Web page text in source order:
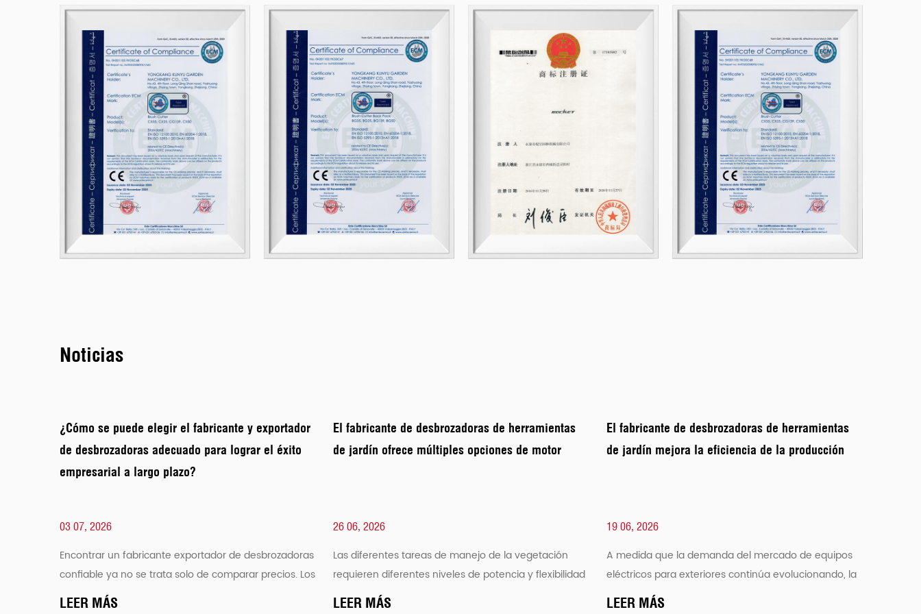
para varias aplicaciones. Es bueno para cortar leña, podar árboles, limpiar el cepillo y talar
pequeños a árboles de tamaño mediano. Ya sea que esté manteniendo su patio trasero o
trabajando en un entorno profesional, esta motosierra puede manejar múltiples tareas con
facilidad.
7. Accesorios y piezas adicionales
We offer a full range of related accessories and replacement parts for the 268 Portable Cordless
Gas Engine Chain Saw, ensuring that your saw remains in top condition throughout its lifetime.
Proporcionamos cadenas de reemplazo de alta calidad, barras, filtros de aire, bujías y filtros de
combustible para mantener un buen rendimiento.
Noticias
¿Cómo se puede elegir el fabricante y exportador
de desbrozadoras adecuado para lograr el éxito
empresarial a largo plazo?
03 07, 2026
Encontrar un fabricante exportador de desbrozadoras
confiable ya no se trata solo de comparar precios. Los
compradores, distribuidores y marcas de equipos
LEER MÁS
El fabricante de desbrozadoras de herramientas
de jardín ofrece múltiples opciones de motor
26 06, 2026
Las diferentes tareas de manejo de la vegetación
requieren diferentes niveles de potencia y flexibilidad
operativa. Un fabricante de desbrozadoras para
LEER MÁS
El fabricante de desbrozadoras de herramientas
de jardín mejora la eficiencia de la producción
19 06, 2026
A medida que la demanda del mercado de equipos
eléctricos para exteriores continúa evolucionando, la
eficiencia de fabricación se ha convertido en un área
LEER MÁS